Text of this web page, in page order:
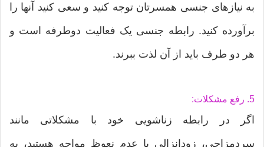
به نیازهای جنسی همسرتان توجه کنید و سعی کنید آنها را
برآورده کنید. رابطه جنسی یک فعالیت دوطرفه است و
هر دو طرف باید از آن لذت ببرند.
5. رفع مشکلات:
اگر در رابطه زناشویی خود با مشکلاتی مانند
سردمزاجی، زودانزالی یا عدم نعوظ مواجه هستید، به